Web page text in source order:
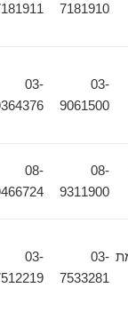
7181910
7181911
03-
9061500
03-
9364376
08-
9311900
08-
9466724
03-
7533281
03-
7512219